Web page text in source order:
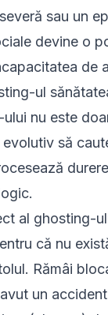
sau un
devine o
de
ul
nu este
să
al ghosting-
că nu
Rămâi
un